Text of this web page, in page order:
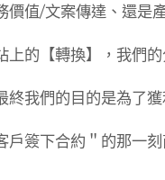
價值/文案傳達、還是
上的【轉換】，我們
終我們的目的是為了
戶簽下合約＂的那一